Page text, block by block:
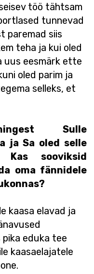
töö tähtsam
tunnevad
paremad siis
teha ja kui oled
uus eesmärk ette
oled parim ja
selleks, et
Sulle
ja Sa oled selle
sooviksid
oma fännidele
kaasa elavad ja
pika eduka tee
kaasaelajatele